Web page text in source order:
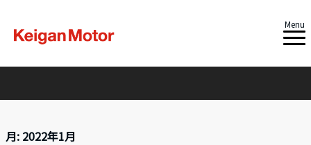
Menu
月: 2022年1月